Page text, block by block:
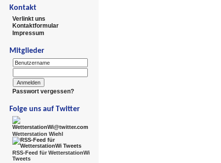
Kontakt
Verlinkt uns
Kontaktformular
Impressum
Mitglieder
Passwort vergessen?
Folge uns auf Twitter
Wetterstation Wiehl
RSS-Feed für WetterstationWi
Tweets